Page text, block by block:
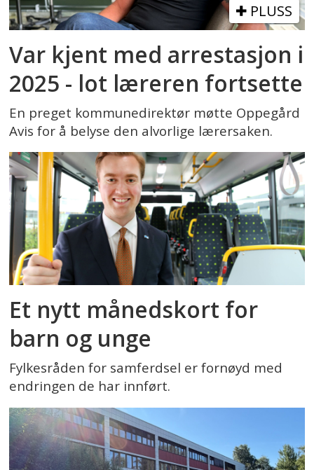
PLUSS
Var kjent med arrestasjon i
2025 - lot læreren fortsette
En preget kommunedirektør møtte Oppegård
Avis for å belyse den alvorlige lærersaken.
Et nytt månedskort for
barn og unge
Fylkesråden for samferdsel er fornøyd med
endringen de har innført.